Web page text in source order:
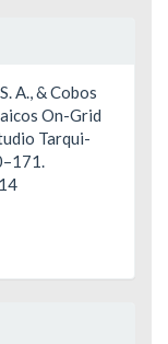
A., & Cobos
On-Grid
Tarqui-